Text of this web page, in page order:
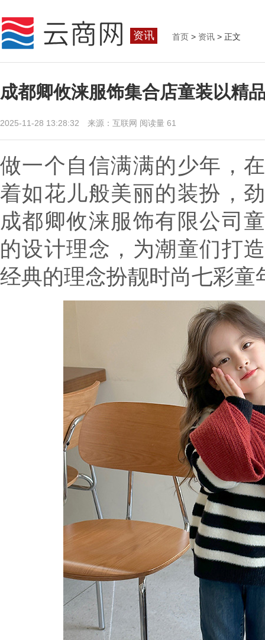
资讯 首页 > 资讯 > 正文
成都卿攸涞服饰集合店童装以精
2025-11-28 13:28:32 来源：互联网 阅读量 61
做一个自信满满的少年，
着如花儿般美丽的装扮，
成都卿攸涞服饰有限公司
的设计理念，为潮童们打
经典的理念扮靓时尚七彩童